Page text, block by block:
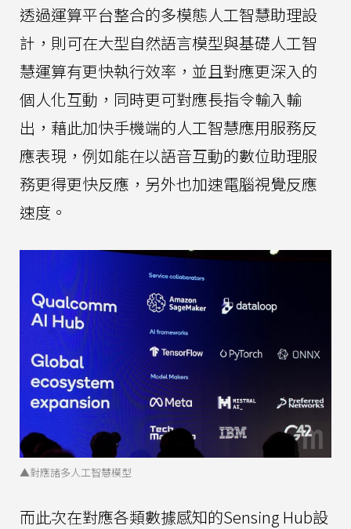
透過運算平台整合的多模態人工智慧助理設
計，則可在大型自然語言模型與基礎人工智
慧運算有更快執行效率，並且對應更深入的
個人化互動，同時更可對應長指令輸入輸
出，藉此加快手機端的人工智慧應用服務反
應表現，例如能在以語音互動的數位助理服
務更得更快反應，另外也加速電腦視覺反應
速度。
▲對應諸多人工智慧模型
而此次在對應各類數據感知的Sensing Hub設